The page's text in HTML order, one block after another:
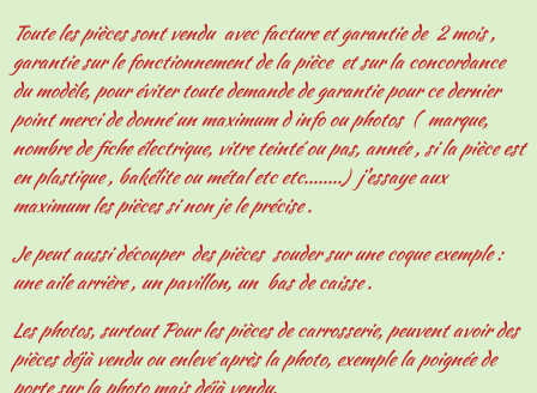
Toute les pièces sont vendu avec facture et garantie de 2 mois ,
garantie sur le fonctionnement de la pièce et sur la concordance
du modèle, pour éviter toute demande de garantie pour ce dernier
point merci de donné un maximum d info ou photos ( marque,
nombre de fiche électrique, vitre teinté ou pas, année , si la pièce est
en plastique , bakélite ou métal etc etc........) j'essaye aux
maximum les pièces si non je le précise .
Je peut aussi découper des pièces souder sur une coque exemple :
une aile arrière , un pavillon, un bas de caisse .
Les photos, surtout Pour les pièces de carrosserie, peuvent avoir des
pièces déjà vendu ou enlevé après la photo, exemple la poignée de